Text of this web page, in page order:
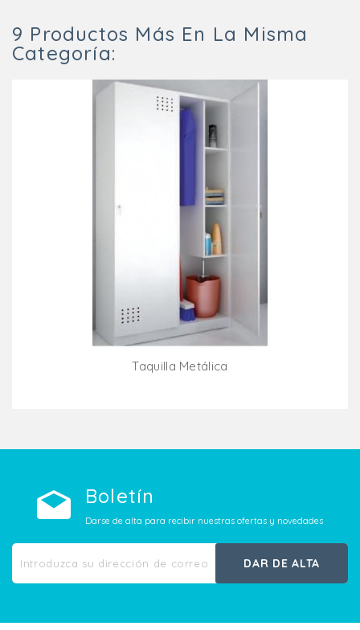
9 Productos Más En La Misma
Categoría:
Taquilla Metálica
Boletín
Darse de alta para recibir nuestras ofertas y novedades
DAR DE ALTA